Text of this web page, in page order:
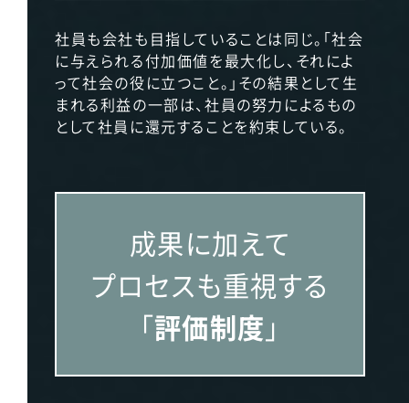
社員も会社も目指していることは同じ。「社会
に与えられる付加価値を最大化し、それによ
って社会の役に立つこと。」その結果として生
まれる利益の一部は、社員の努力によるもの
として社員に還元することを約束している。
成果に加えて
プロセスも重視する
「評価制度 」